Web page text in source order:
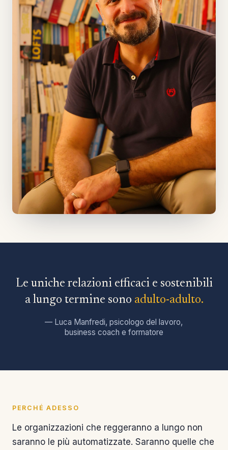
Le uniche relazioni efficaci e sostenibili
a lungo termine sono adulto-adulto.
— Luca Manfredi, psicologo del lavoro,
business coach e formatore
PERCHÉ ADESSO
Le organizzazioni che reggeranno a lungo non
saranno le più automatizzate. Saranno quelle che